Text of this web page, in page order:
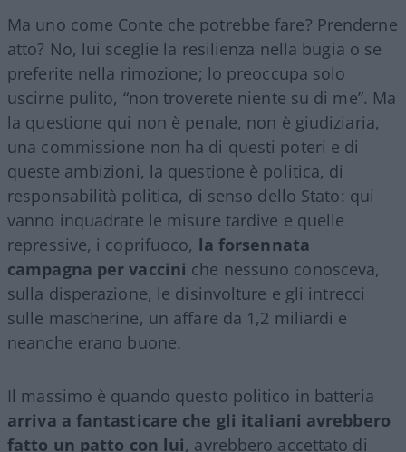
Ma uno come Conte che potrebbe fare? Prenderne
atto? No, lui sceglie la resilienza nella bugia o se
preferite nella rimozione; lo preoccupa solo
uscirne pulito, “non troverete niente su di me”. Ma
la questione qui non è penale, non è giudiziaria,
una commissione non ha di questi poteri e di
queste ambizioni, la questione è politica, di
responsabilità politica, di senso dello Stato: qui
vanno inquadrate le misure tardive e quelle
repressive, i coprifuoco, la forsennata
campagna per vaccini che nessuno conosceva,
sulla disperazione, le disinvolture e gli intrecci
sulle mascherine, un affare da 1,2 miliardi e
neanche erano buone.
Il massimo è quando questo politico in batteria
arriva a fantasticare che gli italiani avrebbero
fatto un patto con lui, avrebbero accettato di